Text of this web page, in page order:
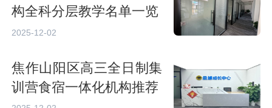
构全科分层教学名单一览
2025-12-02
焦作山阳区高三全日制集
训营食宿一体化机构推荐